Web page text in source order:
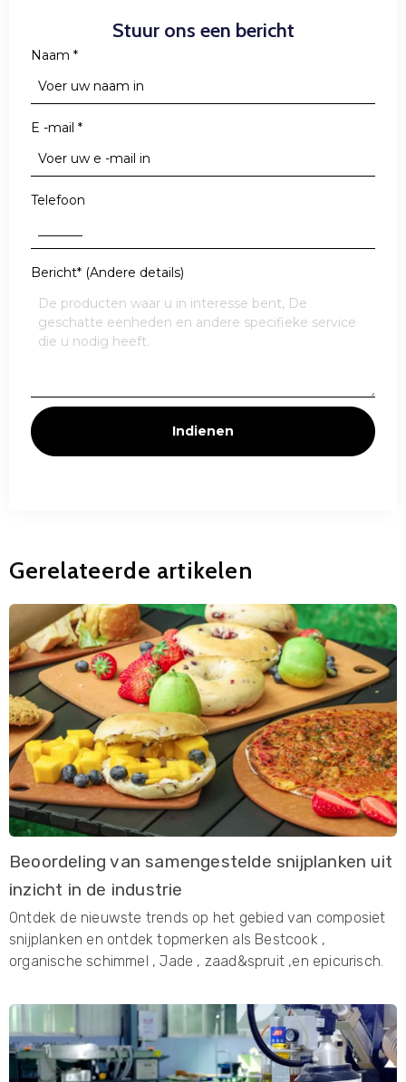
Stuur ons een bericht
Naam *
E -mail *
Telefoon
Bericht* (Andere details)
Indienen
Gerelateerde artikelen
Beoordeling van samengestelde snijplanken uit
inzicht in de industrie
Ontdek de nieuwste trends op het gebied van composiet
snijplanken en ontdek topmerken als Bestcook ,
organische schimmel , Jade , zaad&spruit ,en epicurisch.